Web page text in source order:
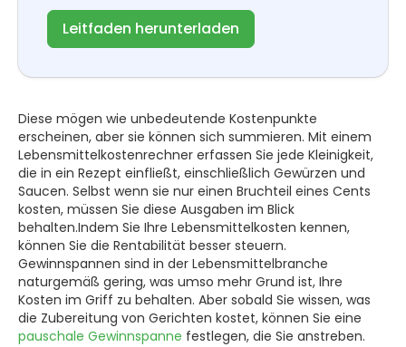
Leitfaden herunterladen
Diese mögen wie unbedeutende Kostenpunkte
erscheinen, aber sie können sich summieren. Mit einem
Lebensmittelkostenrechner erfassen Sie jede Kleinigkeit,
die in ein Rezept einfließt, einschließlich Gewürzen und
Saucen. Selbst wenn sie nur einen Bruchteil eines Cents
kosten, müssen Sie diese Ausgaben im Blick
behalten.Indem Sie Ihre Lebensmittelkosten kennen,
können Sie die Rentabilität besser steuern.
Gewinnspannen sind in der Lebensmittelbranche
naturgemäß gering, was umso mehr Grund ist, Ihre
Kosten im Griff zu behalten. Aber sobald Sie wissen, was
die Zubereitung von Gerichten kostet, können Sie eine
pauschale Gewinnspanne festlegen, die Sie anstreben.